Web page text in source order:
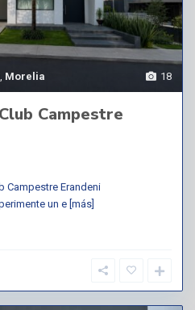
18
, Morelia
Campestre
Campestre Erandeni
un e [más]